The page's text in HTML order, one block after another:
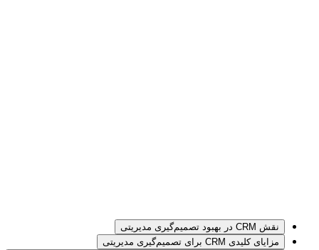
نقش CRM در بهبود تصمیم‌گیری مدیریتی
مزایای کلیدی CRM برای تصمیم‌گیری مدیریتی